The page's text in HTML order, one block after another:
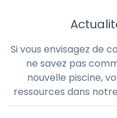
Si vous envisagez de
ne savez pas
nouvelle piscine,
ressources dans